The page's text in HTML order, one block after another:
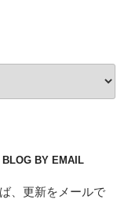
BLOG BY EMAIL
、更新をメールで